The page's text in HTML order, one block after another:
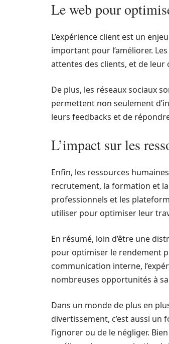
Le web pour
L’expérience client est un
important pour l’améliorer.
attentes des clients, et de
De plus, les réseaux sociaux
permettent non seulement
leurs feedbacks et de
L’impact sur les
Enfin, les ressources
recrutement, la formation et la
professionnels et les
utiliser pour optimiser leur
En résumé, loin d’être une
pour optimiser le rendement
communication interne,
nombreuses opportunités à
Dans un monde de plus en
divertissement, c’est aussi
l’ignorer ou de le négliger.